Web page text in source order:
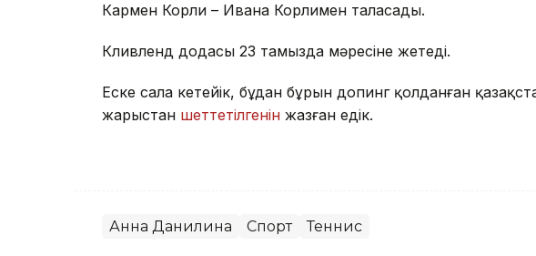
Кармен Корли – Ивана Корлимен таласады.
Кливленд додасы 23 тамызда мәресіне жетеді.
Еске сала кетейік, бұдан бұрын допинг қолданған
жарыстан шеттетілгенін жазған едік.
Анна Данилина Спорт Теннис